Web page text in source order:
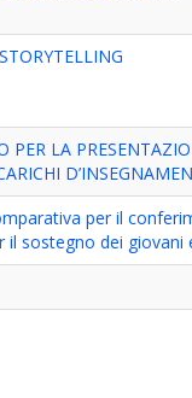
LA
per il
sostegno dei giovani